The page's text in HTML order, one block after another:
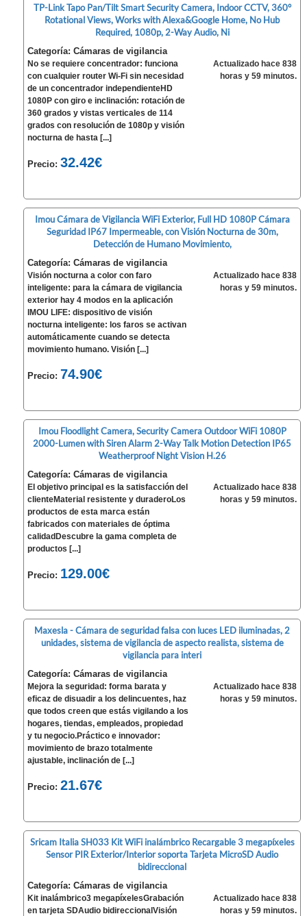
TP-Link Tapo Pan/Tilt Smart Security Camera, Indoor CCTV, 360°
Rotational Views, Works with Alexa&Google Home, No Hub
Required, 1080p, 2-Way Audio, Ni
Categoría: Cámaras de vigilancia
No se requiere concentrador: funciona
con cualquier router Wi-Fi sin necesidad
de un concentrador independienteHD
1080P con giro e inclinación: rotación de
360 grados y vistas verticales de 114
grados con resolución de 1080p y visión
nocturna de hasta [...]
Precio:32.42€
Actualizado hace 838
horas y 59 minutos.
Imou Cámara de Vigilancia WiFi Exterior, Full HD 1080P Cámara
Seguridad IP67 Impermeable, con Visión Nocturna de 30m,
Detección de Humano Movimiento,
Categoría: Cámaras de vigilancia
Visión nocturna a color con faro
inteligente: para la cámara de vigilancia
exterior hay 4 modos en la aplicación
IMOU LIFE: dispositivo de visión
nocturna inteligente: los faros se activan
automáticamente cuando se detecta
movimiento humano. Visión [...]
Precio: 74.90€
Actualizado hace 838
horas y 59 minutos.
Imou Floodlight Camera, Security Camera Outdoor WiFi 1080P
2000-Lumen with Siren Alarm 2-Way Talk Motion Detection IP65
Weatherproof Night Vision H.26
Categoría: Cámaras de vigilancia
El objetivo principal es la satisfacción del
clienteMaterial resistente y duraderoLos
productos de esta marca están
fabricados con materiales de óptima
calidadDescubre la gama completa de
productos [...]
Precio: 129.00€
Actualizado hace 838
horas y 59 minutos.
Maxesla - Cámara de seguridad falsa con luces LED iluminadas, 2
unidades, sistema de vigilancia de aspecto realista, sistema de
vigilancia para interi
Categoría: Cámaras de vigilancia
Mejora la seguridad: forma barata y
eficaz de disuadir a los delincuentes, haz
que todos creen que estás vigilando a los
hogares, tiendas, empleados, propiedad
y tu negocio.Práctico e innovador:
movimiento de brazo totalmente
ajustable, inclinación de [...]
Precio:21.67€
Actualizado hace 838
horas y 59 minutos.
Sricam Italia SH033 Kit WiFi inalámbrico Recargable 3 megapíxeles
Sensor PIR Exterior/Interior soporta Tarjeta MicroSD Audio
bidireccional
Categoría: Cámaras de vigilancia
Kit inalámbrico3 megapíxelesGrabación
en tarjeta SDAudio bidireccionalVisión
Actualizado hace 838
horas y 59 minutos.